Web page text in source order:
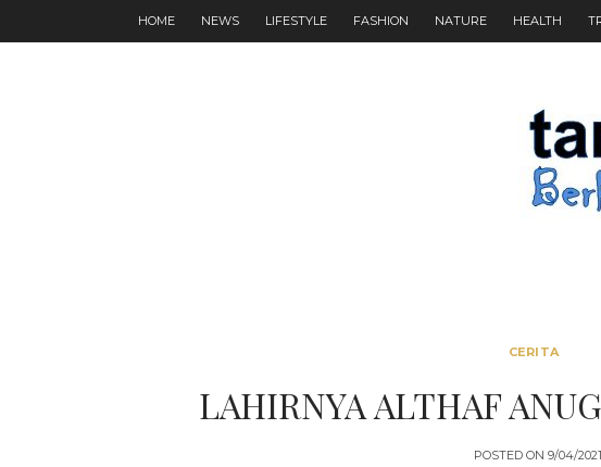
HOME NEWS LIFESTYLE FASHION NATURE HEALTH
CERITA
LAHIRNYA ALTHAF
POSTED ON 9/04/2021